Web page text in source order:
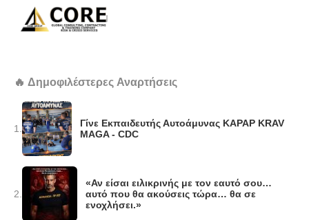
🔥 Δημοφιλέστερες Αναρτήσεις
1.
Γίνε Εκπαιδευτής Αυτοάμυνας KAPAP KRAV
MAGA - CDC
2.
«Αν είσαι ειλικρινής με τον εαυτό σου…
αυτό που θα ακούσεις τώρα… θα σε
ενοχλήσει.»